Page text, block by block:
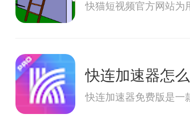
快猫短视频官方网站为
快连加速器怎
快连加速器免费版是一